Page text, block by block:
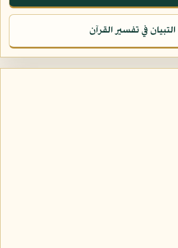
التبيان في تفسير القرآن